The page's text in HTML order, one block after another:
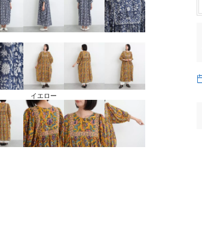
イエロー